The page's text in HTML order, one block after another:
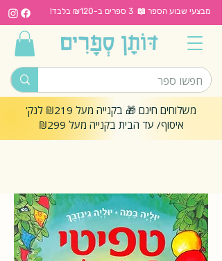
מבצעי שבוע הספר 📖 3 ספרים ב-₪120 בלבד!
משלוחים חינם 🎁 בקנייה מעל ₪219 לנק'
איסוף/ עד הבית בקנייה מעל ₪299